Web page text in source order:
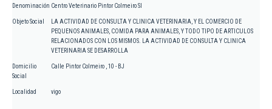
Denominación Centro Veterinario Pintor Colmeiro Sl
Objeto Social
LA ACTIVIDAD DE CONSULTA Y CLINICA VETERINARIA, Y EL COMERCIO DE
PEQUENOS ANIMALES, COMIDA PARA ANIMALES, Y TODO TIPO DE ARTICULOS
RELACIONADOS CON LOS MISMOS. LA ACTIVIDAD DE CONSULTA Y CLINICA
VETERINARIA SE DESARROLLA
Domicilio
Social
Calle Pintor Colmeiro , 10 - BJ
Localidad vigo